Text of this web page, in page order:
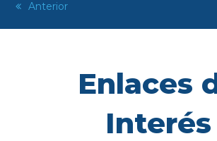
previous
Anterior
Enlaces
Interés